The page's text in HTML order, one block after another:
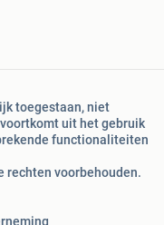
toegestaan, niet
uit het gebruik
functionaliteiten
rechten voorbehouden.